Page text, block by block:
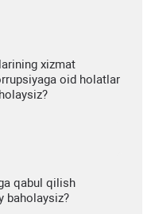
xizmat
oid holatlar
qabul qilish
baholaysiz?